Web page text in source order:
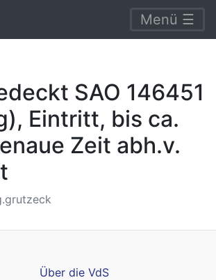
Menü ☰
SAO 146451
Eintritt, bis ca.
Zeit abh.v.
Über die VdS